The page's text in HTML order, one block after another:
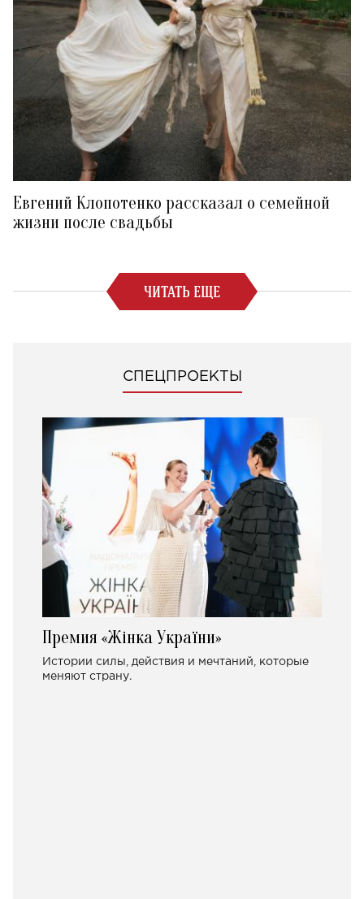
Евгений Клопотенко рассказал о семейной
жизни после свадьбы
ЧИТАТЬ ЕЩЕ
СПЕЦПРОЕКТЫ
Премия «Жінка України»
Истории силы, действия и мечтаний, которые
меняют страну.